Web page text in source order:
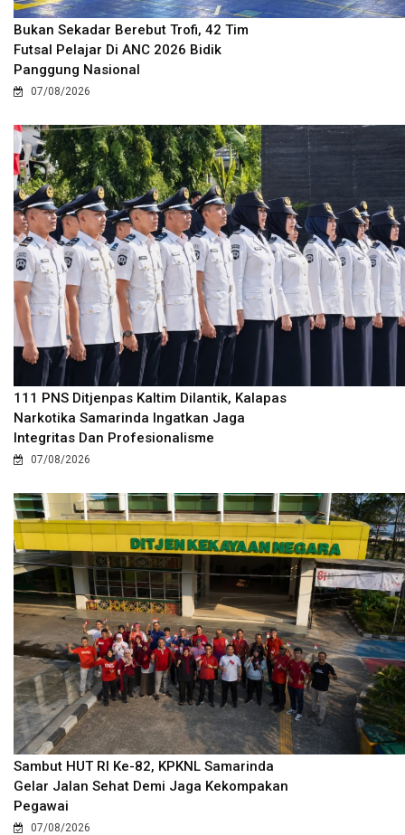
Bukan Sekadar Berebut Trofi, 42 Tim
Futsal Pelajar Di ANC 2026 Bidik
Panggung Nasional
07/08/2026
111 PNS Ditjenpas Kaltim Dilantik, Kalapas
Narkotika Samarinda Ingatkan Jaga
Integritas Dan Profesionalisme
07/08/2026
Sambut HUT RI Ke-82, KPKNL Samarinda
Gelar Jalan Sehat Demi Jaga Kekompakan
Pegawai
07/08/2026